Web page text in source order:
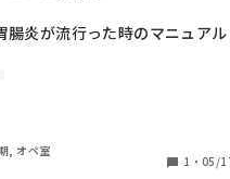
腸炎が流行った時のマニュアル
！つまり医療！医務室で全部
, オペ室
1 ・ 05/